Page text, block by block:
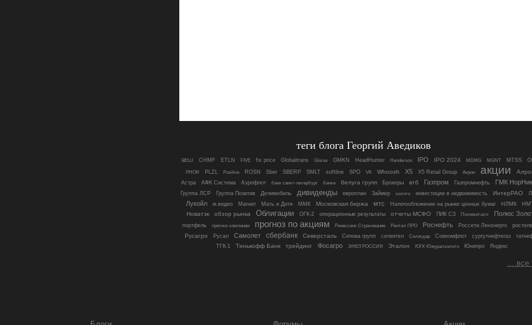
теги блога Георгий Аведиков
BELU CHMF ETLN FIVE fix price Globaltrans Glorax GMKN HeadHunter Henderson IPO IPO 2024 MDMG MGNT MTSS
PHOR PLZL Positive ROSN Sber SBERP SMLT softline SPO VK Whoosh X5 X5 Retail Group Акрон акции
Астра АФК Система Аэрофлот банк санкт-петербург банки белуга групп Брокеры втб Газпром Газпромнефть ГМК
Группа ЛСР Группа Позитив Делимобиль дивиденды европлан Займер золото инвестиции в недвижимость ИнтерРАО
Лукойл м.видео Магнит Мать и Дитя ММК Московская биржа мтс Налогообложение на рынке ценных бумаг НЛМК
Новатэк обзор рынка Облигации ОГК-2 операционные результаты отчеты МСФО ПИК СЗ Полиметалл Полюс
портфель прогноз компании прогноз по акциям Ренессанс Страхование Рентал ПРО Роснефть Россети Ленэнерго
Русагро Русал Самолет сбербанк Северсталь Сегежа групп селектел Селигдар Совкомфлот сургутнефтегаз
ТГК-1 Тинькофф Банк трейдинг Фосагро ЭНЕЛ РОССИЯ Эталон ЮГК Южуралзолото Юнипро Яндекс
....все